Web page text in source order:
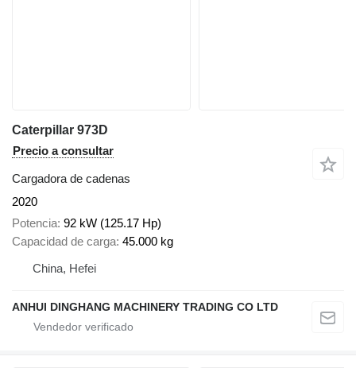
Caterpillar 973D
Precio a consultar
Cargadora de cadenas
2020
Potencia 92 kW (125.17 Hp)
Capacidad de carga 45.000 kg
China, Hefei
ANHUI DINGHANG MACHINERY TRADING CO LTD